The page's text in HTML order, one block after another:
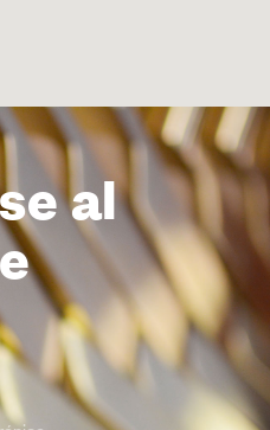
al